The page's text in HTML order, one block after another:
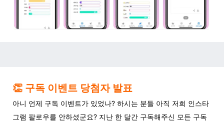
👏 구독 이벤트 당첨자 발표
아니 언제 구독 이벤트가 있었나? 하시는 분들 아직 저희 인스타
그램 팔로우를 안하셨군요? 지난 한 달간 구독해주신 모든 구독